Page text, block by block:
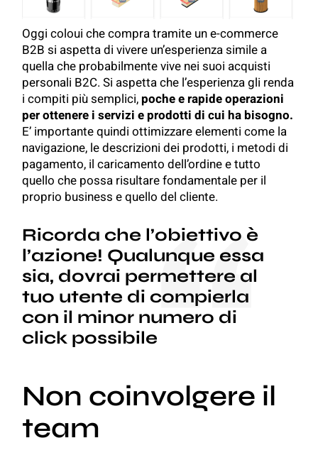
Oggi coloui che compra tramite un e-commerce
B2B si aspetta di vivere un’esperienza simile a
quella che probabilmente vive nei suoi acquisti
personali B2C. Si aspetta che l’esperienza gli renda
i compiti più semplici, poche e rapide operazioni
per ottenere i servizi e prodotti di cui ha bisogno.
E’ importante quindi ottimizzare elementi come la
navigazione, le descrizioni dei prodotti, i metodi di
pagamento, il caricamento dell’ordine e tutto
quello che possa risultare fondamentale per il
proprio business e quello del cliente.
Ricorda che l’obiettivo è
l’azione! Qualunque essa
sia, dovrai permettere al
tuo utente di compierla
con il minor numero di
click possibile
Non coinvolgere il
team